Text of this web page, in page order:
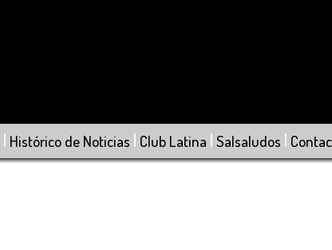
| Histórico de Noticias | Club Latina | Salsaludos |